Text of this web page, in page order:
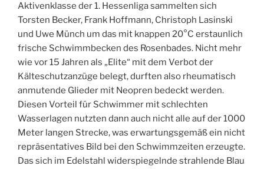
Aktivenklasse der 1. Hessenliga sammelten sich
Torsten Becker, Frank Hoffmann, Christoph Lasinski
und Uwe Münch um das mit knappen 20°C erstaunlich
frische Schwimmbecken des Rosenbades. Nicht mehr
wie vor 15 Jahren als „Elite“ mit dem Verbot der
Kälteschutzanzüge belegt, durften also rheumatisch
anmutende Glieder mit Neopren bedeckt werden.
Diesen Vorteil für Schwimmer mit schlechten
Wasserlagen nutzten dann auch nicht alle auf der 1000
Meter langen Strecke, was erwartungsgemäß ein nicht
repräsentatives Bild bei den Schwimmzeiten erzeugte.
Das sich im Edelstahl widerspiegelnde strahlende Blau